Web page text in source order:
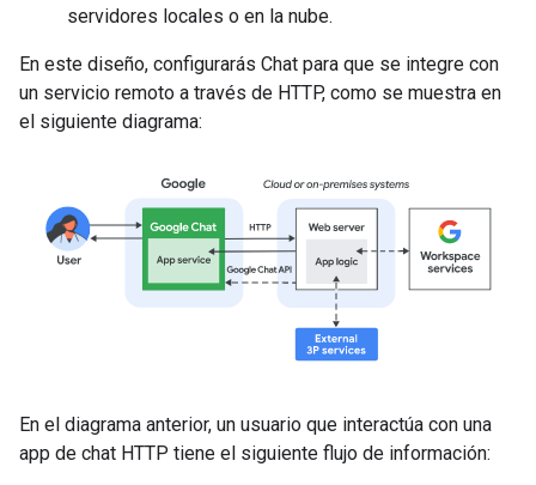
servidores locales o en la nube.
En este diseño, configurarás Chat para que se integre con
un servicio remoto a través de HTTP, como se muestra en
el siguiente diagrama:
En el diagrama anterior, un usuario que interactúa con una
app de chat HTTP tiene el siguiente flujo de información: